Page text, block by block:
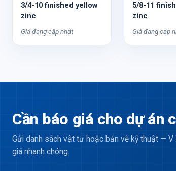
3/4-10 finished yellow
zinc
Giá đang cập nhật
5/8-11
zinc
Giá đang cập
Cần báo giá cho dự án
Gửi danh sách vật tư hoặc bản vẽ kỹ thuật —
giá nhanh chóng.